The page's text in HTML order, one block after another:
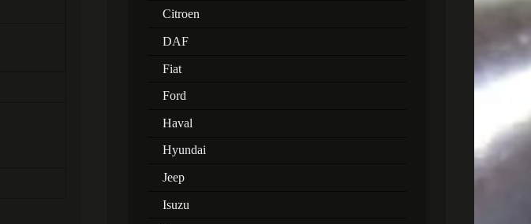
Citroen
DAF
Fiat
Ford
Haval
Hyundai
Jeep
Isuzu